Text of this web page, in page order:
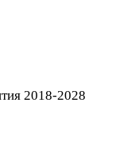
2018-2028